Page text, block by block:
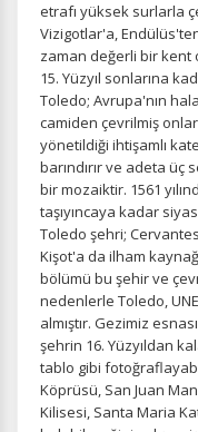
etrafı yüksek surlarla
Vizigotlar'a,
zaman değerli bir kent
15. Yüzyıl sonlarına
Toledo; Avrupa'nın
camiden çevrilmiş
yönetildiği ihtişamlı
barındırır ve adeta üç
bir mozaiktir. 1561
taşıyıncaya kadar
Toledo şehri;
Kişot'a da ilham
bölümü bu şehir ve
nedenlerle Toledo,
almıştır. Gezimiz
şehrin 16. Yüzyıldan
tablo gibi
Köprüsü, San Juan
Kilisesi, Santa Maria